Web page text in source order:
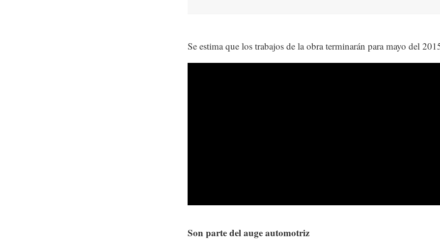
Se estima que los trabajos de la obra terminarán para mayo del
Son parte del auge automotriz